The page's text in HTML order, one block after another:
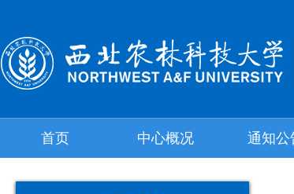
首页 中心概况 通知公